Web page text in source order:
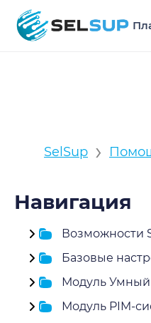
SelSup
SelSup ›
Навигация
Возможности
Базовые
Модуль Умный
Модуль PIM-